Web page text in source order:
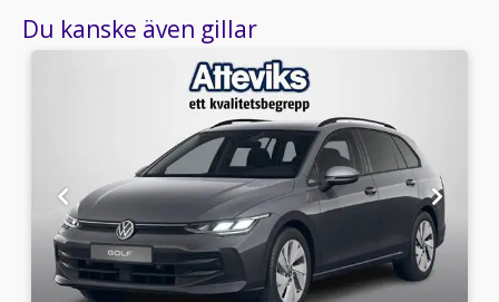
Du kanske även gillar